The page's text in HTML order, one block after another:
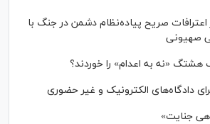
اعترافات صریح پیاده‌نظام‌ دشمن در جنگ با
صهیونی
«نه به اعدام» را خوردند؟
دادگاه‌های الکترونیک و غیر حضوری
جنایت»